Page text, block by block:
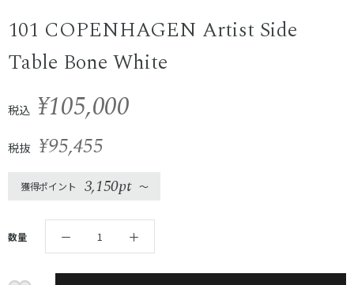
101 COPENHAGEN Artist Side
Table Bone White
税込 ¥105,000
税抜 ¥95,455
獲得ポイント 3,150pt 〜
数量